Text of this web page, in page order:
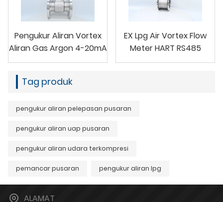
Pengukur Aliran Vortex
Aliran Gas Argon 4-20mA
EX Lpg Air Vortex Flow
Meter HART RS485
Tag produk
pengukur aliran pelepasan pusaran
pengukur aliran uap pusaran
pengukur aliran udara terkompresi
pemancar pusaran pengukur aliran lpg
ALAMAT